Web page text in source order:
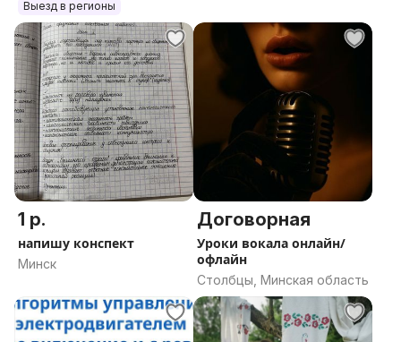
Выезд в регионы
1 р.
напишу конспект
Минск
Договорная
Уроки вокала онлайн/
офлайн
Столбцы, Минская область